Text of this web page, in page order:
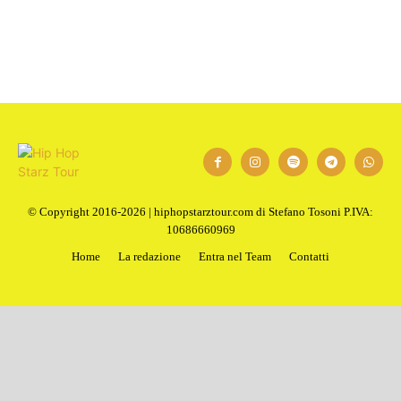
© Copyright 2016-2026 | hiphopstarztour.com di Stefano Tosoni P.IVA:
10686660969
Home
La redazione Entra nel Team Contatti